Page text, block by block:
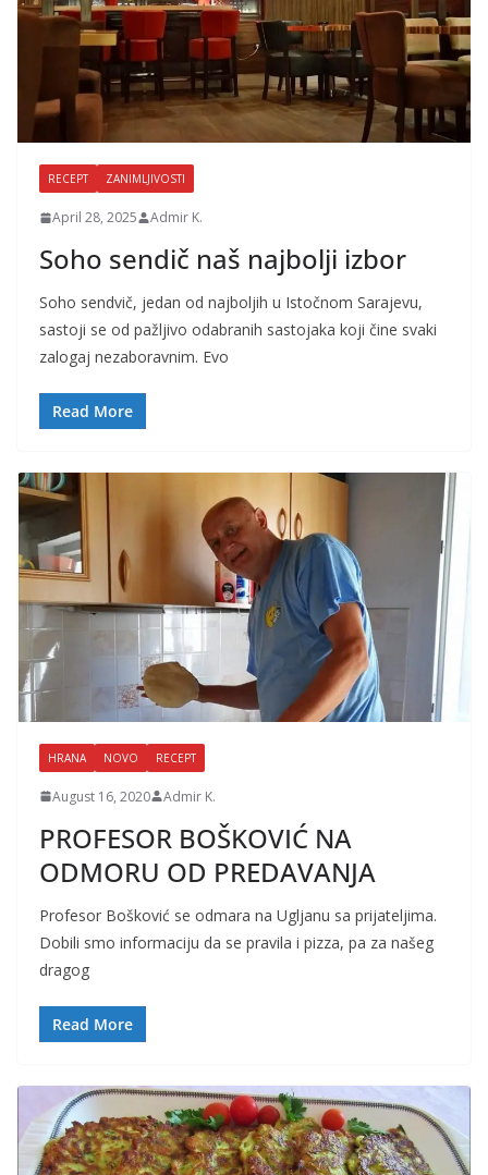
RECEPT ZANIMLJIVOSTI
April 28, 2025 Admir K.
Soho sendič naš najbolji izbor
Soho sendvič, jedan od najboljih u Istočnom Sarajevu,
sastoji se od pažljivo odabranih sastojaka koji čine svaki
zalogaj nezaboravnim. Evo
Read More
HRANA NOVO RECEPT
August 16, 2020 Admir K.
PROFESOR BOŠKOVIĆ NA
ODMORU OD PREDAVANJA
Profesor Bošković se odmara na Ugljanu sa prijateljima.
Dobili smo informaciju da se pravila i pizza, pa za našeg
dragog
Read More